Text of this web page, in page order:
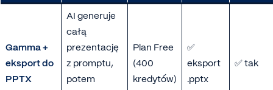
Gamma +
eksport do
PPTX
AI generuje
całą
prezentację
z promptu,
potem
Plan Free
(400
kredytów)
✅
eksport
.pptx
✅ tak